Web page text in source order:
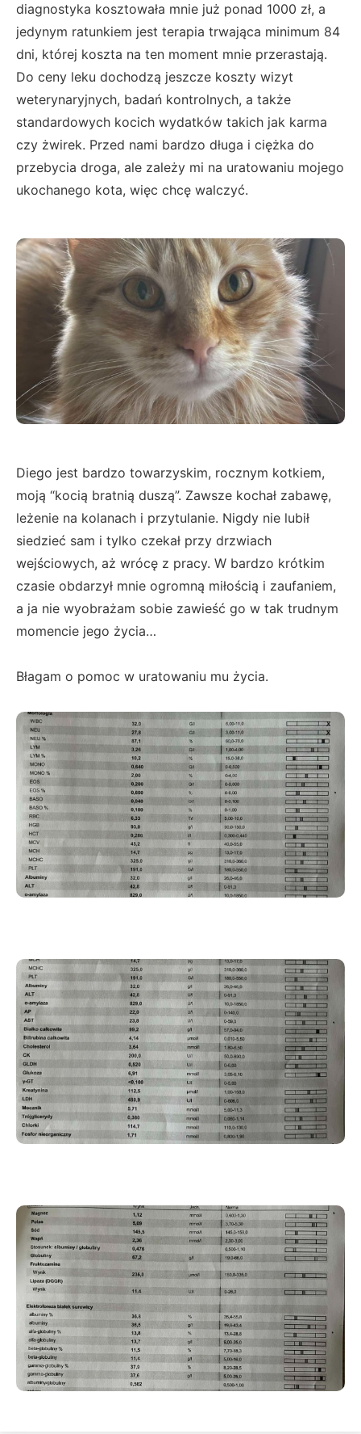
diagnostyka kosztowała mnie już ponad 1000 zł, a
jedynym ratunkiem jest terapia trwająca minimum 84
dni, której koszta na ten moment mnie przerastają.
Do ceny leku dochodzą jeszcze koszty wizyt
weterynaryjnych, badań kontrolnych, a także
standardowych kocich wydatków takich jak karma
czy żwirek. Przed nami bardzo długa i ciężka do
przebycia droga, ale zależy mi na uratowaniu mojego
ukochanego kota, więc chcę walczyć.
Diego jest bardzo towarzyskim, rocznym kotkiem,
moją “kocią bratnią duszą”. Zawsze kochał zabawę,
leżenie na kolanach i przytulanie. Nigdy nie lubił
siedzieć sam i tylko czekał przy drzwiach
wejściowych, aż wrócę z pracy. W bardzo krótkim
czasie obdarzył mnie ogromną miłością i zaufaniem,
a ja nie wyobrażam sobie zawieść go w tak trudnym
momencie jego życia…
Błagam o pomoc w uratowaniu mu życia.